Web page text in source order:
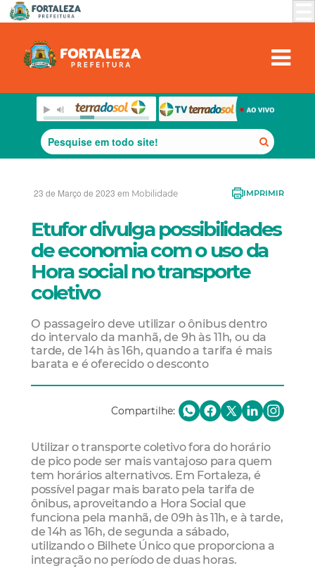
23 de Março de 2023 em Mobilidade IMPRIMIR
Etufor divulga possibilidades
de economia com o uso da
Hora social no transporte
coletivo
O passageiro deve utilizar o ônibus dentro
do intervalo da manhã, de 9h às 11h, ou da
tarde, de 14h às 16h, quando a tarifa é mais
barata e é oferecido o desconto
Compartilhe:
Utilizar o transporte coletivo fora do horário
de pico pode ser mais vantajoso para quem
tem horários alternativos. Em Fortaleza, é
possível pagar mais barato pela tarifa de
ônibus, aproveitando a Hora Social que
funciona pela manhã, de 09h às 11h, e à tarde,
de 14h as 16h, de segunda a sábado,
utilizando o Bilhete Único que proporciona a
integração no período de duas horas.